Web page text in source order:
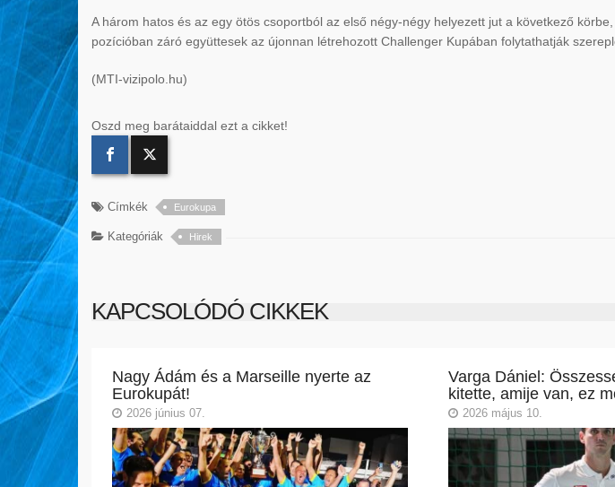
A három hatos és az egy ötös csoportból az első négy-négy helyezett jut a következő
pozícióban záró együttesek az újonnan létrehozott Challenger Kupában folytathatják
(MTI-vizipolo.hu)
Oszd meg barátaiddal ezt a cikket!
Címkék Eurokupa
Kategóriák Hirek
KAPCSOLÓDÓ CIKKEK
Nagy Ádám és a Marseille nyerte az
Eurokupát!
2026 június 07.
Varga Dániel:
kitette, amije van, ez
2026 május 10.